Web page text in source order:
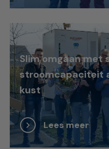
Slim omgaan met
stroomcapaciteit
kust
Lees meer